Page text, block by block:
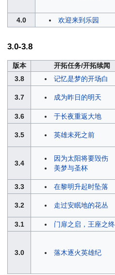
4.0
欢迎来到乐园
3.0-3.8
版本 开拓任务/开拓续闻
3.8
记忆是梦的开场白
3.7 成为昨日的明天
3.6
于长夜重返大地
3.5 英雄未死之前
3.4
因为太阳将要毁伤
美梦与圣杯
3.3 在黎明升起时坠落
3.2 走过安眠地的花丛
3.1 门扉之启，王座之终
3.0 落木逐火英雄纪